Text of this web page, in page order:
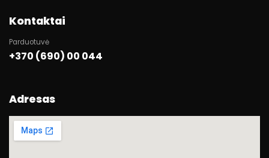
Kontaktai
Parduotuvė
+370 (690) 00 044
Adresas